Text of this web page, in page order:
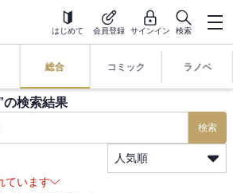
はじめて 会員登録 サインイン 検索
総合 コミック ラノベ
の検索結果
検索
人気順
ています